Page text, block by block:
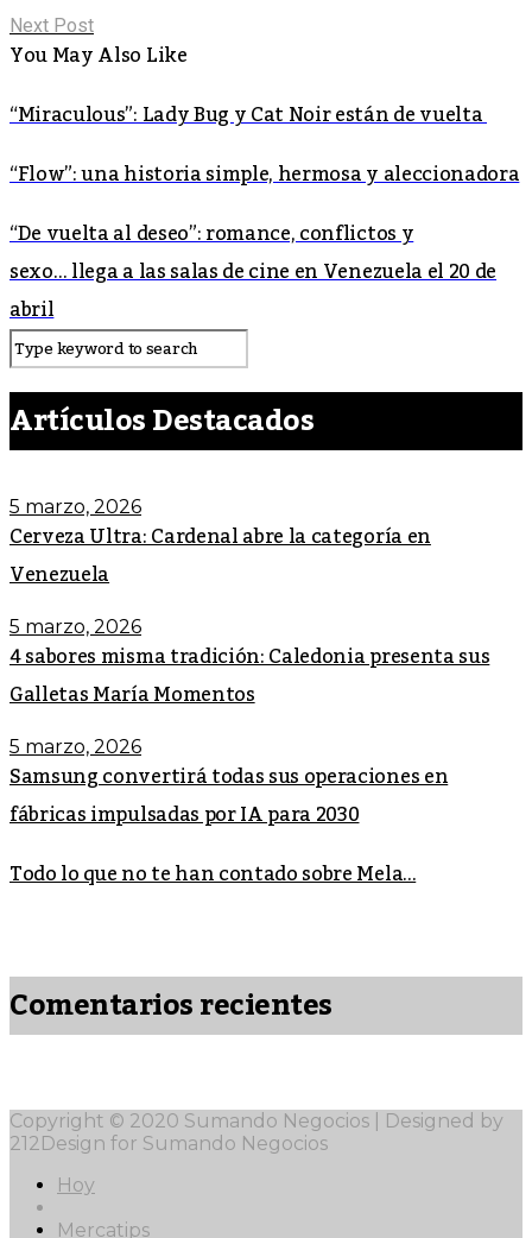
Next Post
You May Also Like
“Miraculous”: Lady Bug y Cat Noir están de vuelta
“Flow”: una historia simple, hermosa y aleccionadora
“De vuelta al deseo”: romance, conflictos y
sexo… llega a las salas de cine en Venezuela el 20 de
abril
Artículos Destacados
5 marzo, 2026
Cerveza Ultra: Cardenal abre la categoría en
Venezuela
5 marzo, 2026
4 sabores misma tradición: Caledonia presenta sus
Galletas María Momentos
5 marzo, 2026
Samsung convertirá todas sus operaciones en
fábricas impulsadas por IA para 2030
Todo lo que no te han contado sobre Mela...
Comentarios recientes
Copyright © 2020 Sumando Negocios | Designed by
212Design for Sumando Negocios
Hoy
Mercatips